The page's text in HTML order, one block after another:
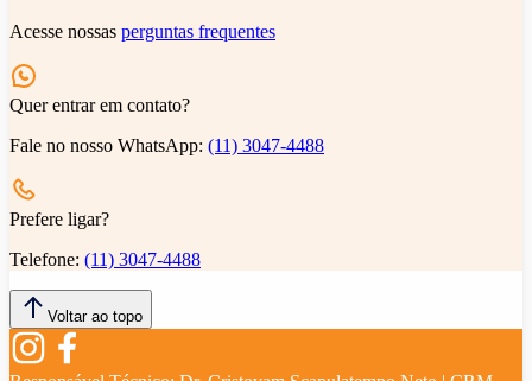
Acesse nossas perguntas frequentes
Quer entrar em contato?
Fale no nosso WhatsApp: (11) 3047-4488
Prefere ligar?
Telefone: (11) 3047-4488
Voltar ao topo